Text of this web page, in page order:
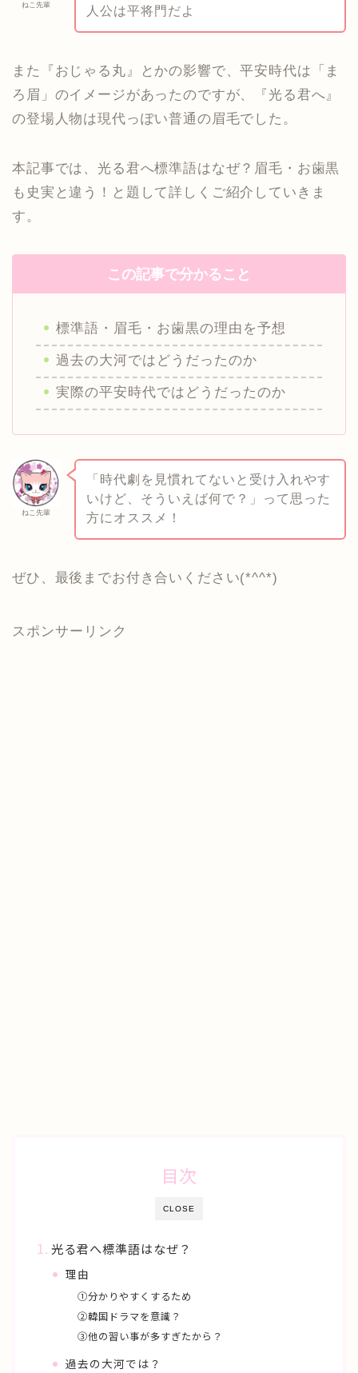
ねこ先輩
人公は平将門だよ
また『おじゃる丸』とかの影響で、平安時代は「ま
ろ眉」のイメージがあったのですが、『光る君へ』
の登場人物は現代っぽい普通の眉毛でした。
本記事では、光る君へ標準語はなぜ？眉毛・お歯黒
も史実と違う！と題して詳しくご紹介していきま
す。
この記事で分かること
標準語・眉毛・お歯黒の理由を予想
過去の大河ではどうだったのか
実際の平安時代ではどうだったのか
ねこ先輩
「時代劇を見慣れてないと受け入れやす
いけど、そういえば何で？」って思った
方にオススメ！
ぜひ、最後までお付き合いください(*^^*)
スポンサーリンク
CLOSE
目次
光る君へ標準語はなぜ？
理由
①分かりやすくするため
②韓国ドラマを意識？
③他の習い事が多すぎたから？
過去の大河では？